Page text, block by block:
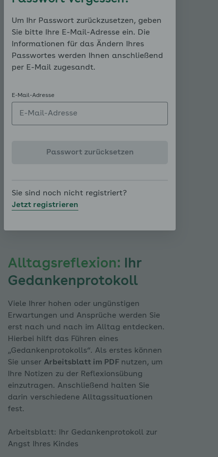
Um Ihr Passwort zurückzusetzen, geben
Sie bitte Ihre E-Mail-Adresse ein. Die
Informationen für das Ändern Ihres
Passwortes werden Ihnen anschließend
per E-Mail zugesandt.
E-Mail-Adresse
Passwort zurücksetzen
Sie sind noch nicht registriert?
Jetzt registrieren
Anschließend nutzen Sie das
Gedankenprotokoll, welches Sie am Ende
der Seite finden. Hierin halten Sie Ihre
Gedanken, Gefühle und Ihr Verhalten fest.
die Übung an einem ruhigen und
entspannten Ort. Sie lesen lieber?
finden Sie die verschriftlichte Übung.
Trennungsangst: Erwartungen,
00:00
Alltagsreflexion: Ihr
Gedankenprotokoll
Viele Ihrer hohen oder ungünstigen
Erwartungen und Ansprüche werden Sie
erst nach und nach im Alltag entdecken.
Hierbei hilft das Führen eines
„Gedankenprotokolls“. Als erstes können
Sie unser Arbeitsblatt im PDF nutzen, um
Ihre Notizen zu der Reflexionsübung
einzutragen. Anschließend halten Sie
darin verschiedene Alltagssituationen
fest.
Arbeitsblatt: Ihr Gedankenprotokoll zur
Angst Ihres Kindes